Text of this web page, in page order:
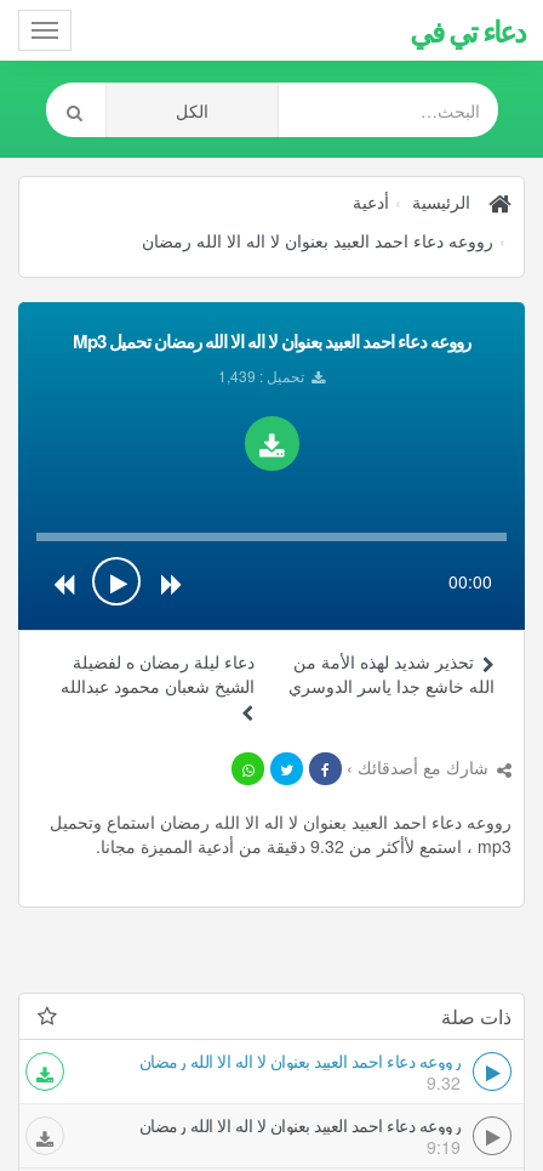
دعاء تي في
الرئيسية
أدعية
رووعه دعاء احمد العبيد بعنوان لا اله الا الله رمضان
رووعه دعاء احمد العبيد بعنوان لا اله الا الله رمضان تحميل Mp3
تحميل : 1,439
00:00
دعاء ليلة رمضان ه لفضيلة
الشيخ شعبان محمود عبدالله
تحذير شديد لهذه الأمة من
الله خاشع جدا ياسر الدوسري
شارك مع أصدقائك ›
رووعه دعاء احمد العبيد بعنوان لا اله الا الله رمضان استماع وتحميل
mp3 ، استمع لأأكثر من 9.32 دقيقة من أدعية المميزة مجانا.
ذات صلة
رووعه دعاء احمد العبيد بعنوان لا اله الا الله رمضان
9.32
رووعه دعاء احمد العبيد بعنوان لا اله الا الله رمضان
9:19